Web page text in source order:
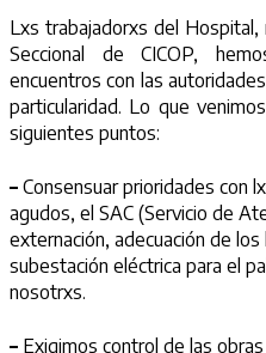
Lxs trabajadorxs del
Seccional de CICOP,
encuentros con las
particularidad. Lo que
siguientes puntos:
– Consensuar prioridades con
agudos, el SAC (Servicio de
externación, adecuación de
subestación eléctrica para el
nosotrxs.
– Exigimos control de las